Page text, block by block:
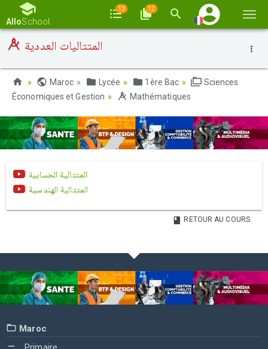
la
AlloSchool
13 12
المتتاليات العددية
Maroc Lycée 1ère Bac
Sciences
Économiques et Gestion
Mathématiques
المتتالية الحسابية
المتتالية الهندسية
RETOUR AU COURS
Maroc